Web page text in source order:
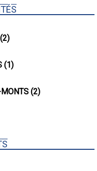
(1)
(2)